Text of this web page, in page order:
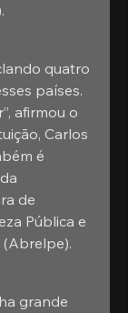
quatro
países.
afirmou o
Carlos
é
de
Pública e
(Abrelpe).
grande